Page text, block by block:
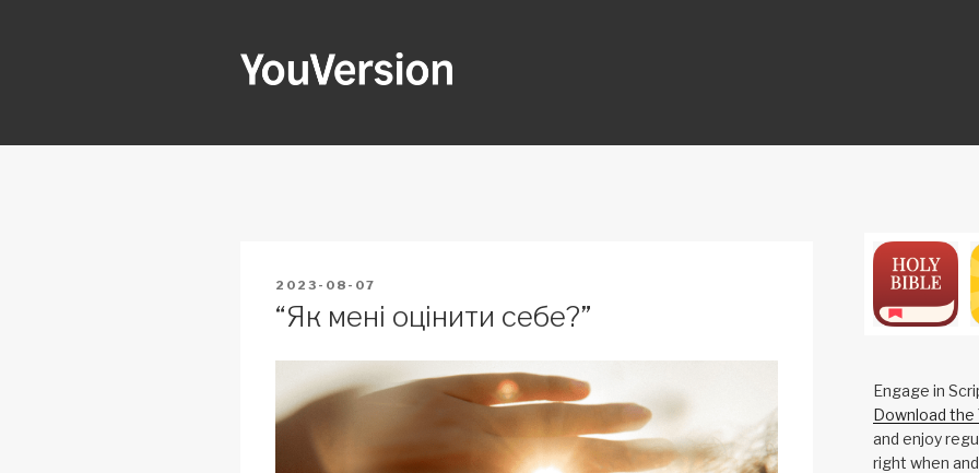
POSTED
2023-08-07
“Як мені оцінити себе?”
Engage in
Download the
and enjoy
right when